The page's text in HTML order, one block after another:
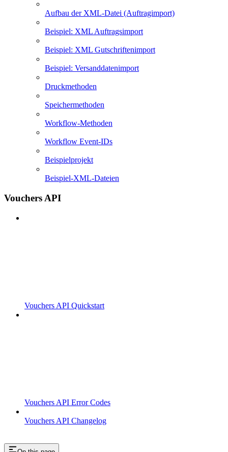
Aufbau der XML-Datei (Auftragimport)
Beispiel: XML Auftragsimport
Beispiel: XML Gutschriftenimport
Beispiel: Versanddatenimport
Druckmethoden
Speichermethoden
Workflow-Methoden
Workflow Event-IDs
Beispielprojekt
Beispiel-XML-Dateien
Vouchers API
Vouchers API Quickstart
Vouchers API Error Codes
Vouchers API Changelog